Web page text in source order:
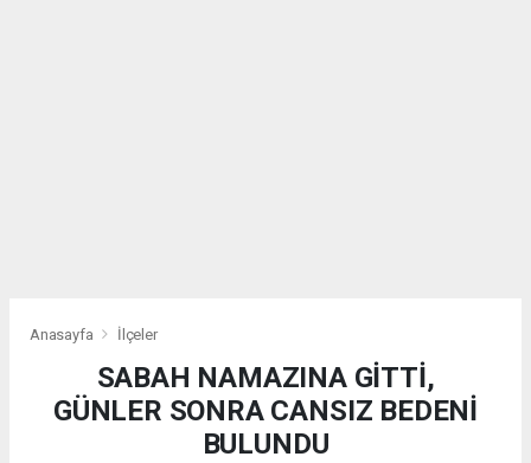
Anasayfa İlçeler
SABAH NAMAZINA GİTTİ,
GÜNLER SONRA CANSIZ BEDENİ
BULUNDU